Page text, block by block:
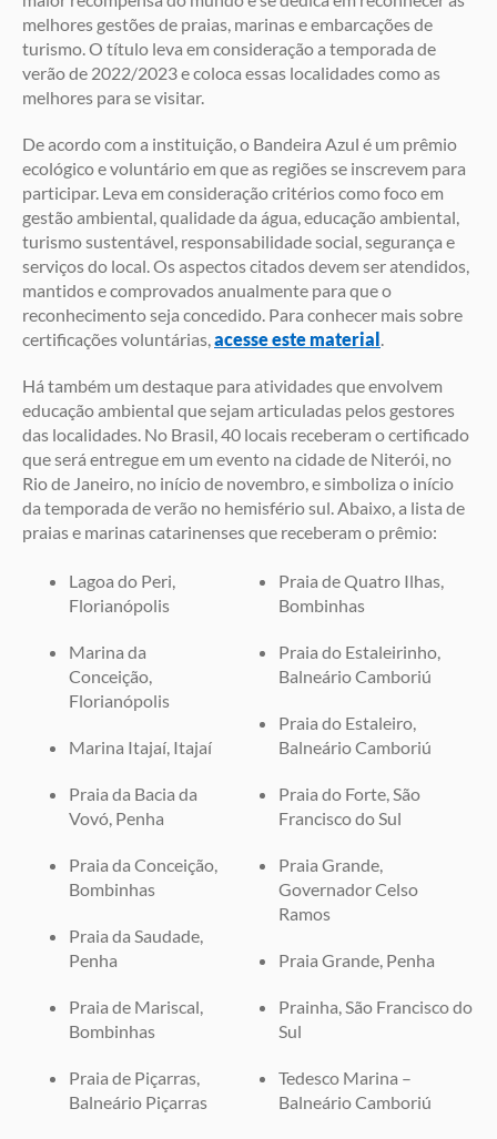
melhores gestões de praias, marinas e embarcações de
turismo. O título leva em consideração a temporada de
verão de 2022/2023 e coloca essas localidades como as
melhores para se visitar.
De acordo com a instituição, o Bandeira Azul é um prêmio
ecológico e voluntário em que as regiões se inscrevem para
participar. Leva em consideração critérios como foco em
gestão ambiental, qualidade da água, educação ambiental,
turismo sustentável, responsabilidade social, segurança e
serviços do local. Os aspectos citados devem ser atendidos,
mantidos e comprovados anualmente para que o
reconhecimento seja concedido. Para conhecer mais sobre
certificações voluntárias,acesse este material.
Há também um destaque para atividades que envolvem
educação ambiental que sejam articuladas pelos gestores
das localidades. No Brasil, 40 locais receberam o certificado
que será entregue em um evento na cidade de Niterói, no
Rio de Janeiro, no início de novembro, e simboliza o início
da temporada de verão no hemisfério sul. Abaixo, a lista de
praias e marinas catarinenses que receberam o prêmio:
Lagoa do Peri,
Florianópolis
Marina da
Conceição,
Florianópolis
Marina Itajaí, Itajaí
Praia da Bacia da
Vovó, Penha
Praia da Conceição,
Bombinhas
Praia da Saudade,
Penha
Praia de Mariscal,
Bombinhas
Praia de Piçarras,
Balneário Piçarras
Praia de Quatro Ilhas,
Bombinhas
Praia do Estaleirinho,
Balneário Camboriú
Praia do Estaleiro,
Balneário Camboriú
Praia do Forte, São
Francisco do Sul
Praia Grande,
Governador Celso
Ramos
Praia Grande, Penha
Prainha, São Francisco do
Sul
Tedesco Marina –
Balneário Camboriú